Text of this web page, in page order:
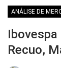
ANÁLISE DE
Ibovespa
Recuo,